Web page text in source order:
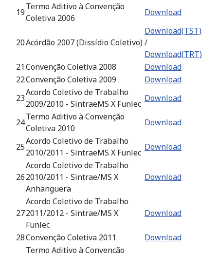
19
Termo Aditivo à Convenção
Coletiva 2006
Download
20Acórdão 2007 (Dissídio Coletivo)
Download(TST)
/
Download(TRT)
21Convenção Coletiva 2008
Download
22Convenção Coletiva 2009
Download
23
Acordo Coletivo de Trabalho
2009/2010 - SintraeMS X Funlec
Download
24
Termo Aditivo à Convenção
Coletiva 2010
Download
25
Acordo Coletivo de Trabalho
2010/2011 - SintraeMS X Funlec
Download
26
Acordo Coletivo de Trabalho
2010/2011 - Sintrae/MS X
Anhanguera
Download
27
Acordo Coletivo de Trabalho
2011/2012 - Sintrae/MS X
Funlec
Download
28Convenção Coletiva 2011
Download
Termo Aditivo à Convenção